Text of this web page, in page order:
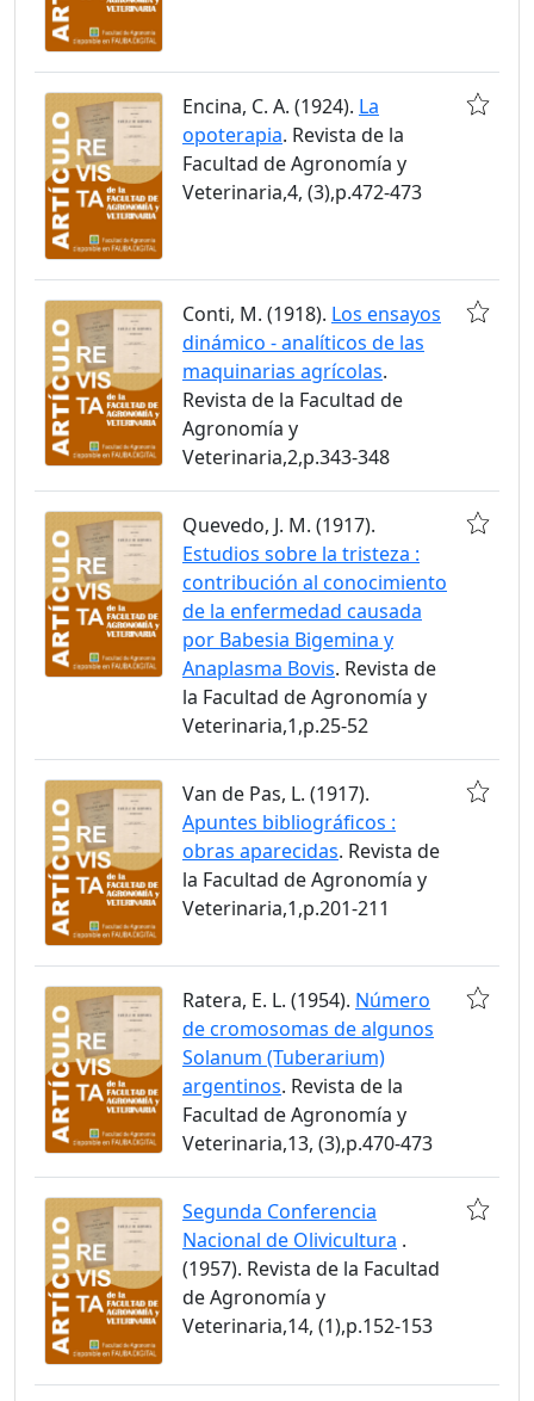
Encina, C. A. (1924). La
opoterapia. Revista de la
Facultad de Agronomía y
Veterinaria,4, (3),p.472-473
Conti, M. (1918). Los ensayos
dinámico - analíticos de las
maquinarias agrícolas.
Revista de la Facultad de
Agronomía y
Veterinaria,2,p.343-348
Quevedo, J. M. (1917).
Estudios sobre la tristeza :
contribución al conocimiento
de la enfermedad causada
por Babesia Bigemina y
Anaplasma Bovis. Revista de
la Facultad de Agronomía y
Veterinaria,1,p.25-52
Van de Pas, L. (1917).
Apuntes bibliográficos :
obras aparecidas. Revista de
la Facultad de Agronomía y
Veterinaria,1,p.201-211
Ratera, E. L. (1954). Número
de cromosomas de algunos
Solanum (Tuberarium)
argentinos. Revista de la
Facultad de Agronomía y
Veterinaria,13, (3),p.470-473
Segunda Conferencia
Nacional de Olivicultura .
(1957). Revista de la Facultad
de Agronomía y
Veterinaria,14, (1),p.152-153